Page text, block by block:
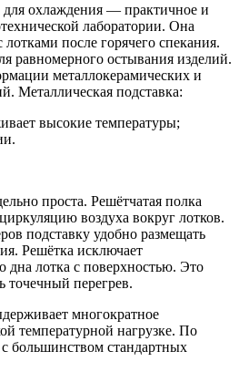
для охлаждения — практичное и
лаборатории. Она
лотками после горячего спекания.
равномерного остывания изделий.
металлокерамических и
Металлическая подставка:
высокие температуры;
проста. Решётчатая полка
воздуха вокруг лотков.
подставку удобно размещать
Решётка исключает
дна лотка с поверхностью. Это
точечный перегрев.
многократное
температурной нагрузке. По
большинством стандартных